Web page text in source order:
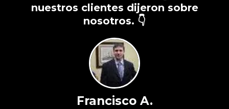
nuestros clientes dijeron sobre
nosotros. 👇
Francisco A.